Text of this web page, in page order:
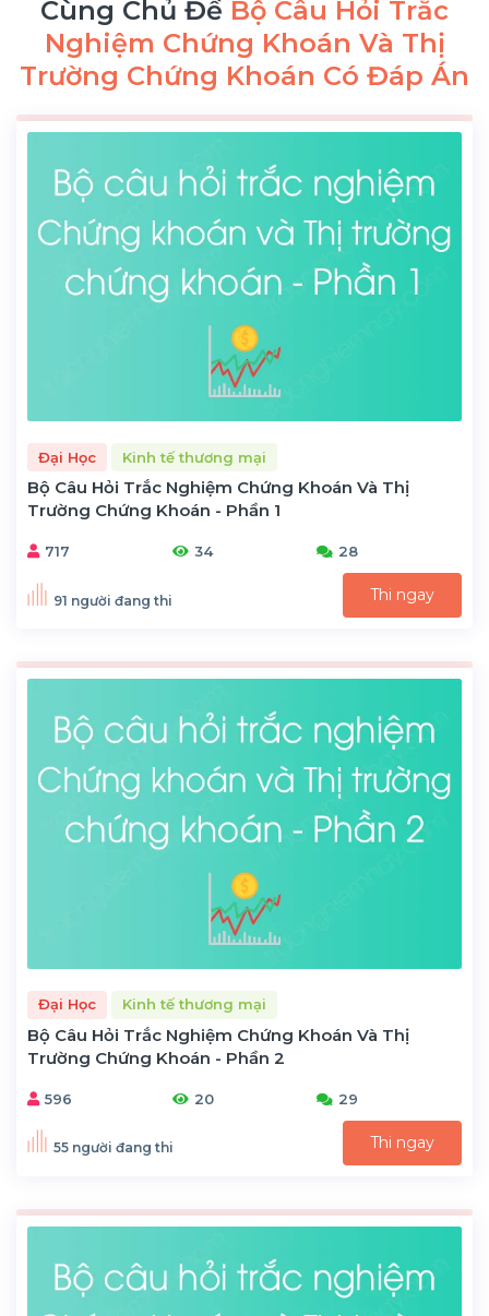
Cùng Chủ Đề Bộ Câu Hỏi Trắc
Nghiệm Chứng Khoán Và Thị
Trường Chứng Khoán Có Đáp Án
Đại Học Kinh tế thương mại
Bộ Câu Hỏi Trắc Nghiệm Chứng Khoán Và Thị
Trường Chứng Khoán - Phần 1
717 34 28
91 người đang thi Thi ngay
Đại Học Kinh tế thương mại
Bộ Câu Hỏi Trắc Nghiệm Chứng Khoán Và Thị
Trường Chứng Khoán - Phần 2
596 20 29
55 người đang thi Thi ngay